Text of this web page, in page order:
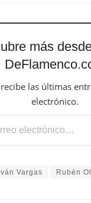
más
las últimas
electrónico.
Iván Vargas Rubén